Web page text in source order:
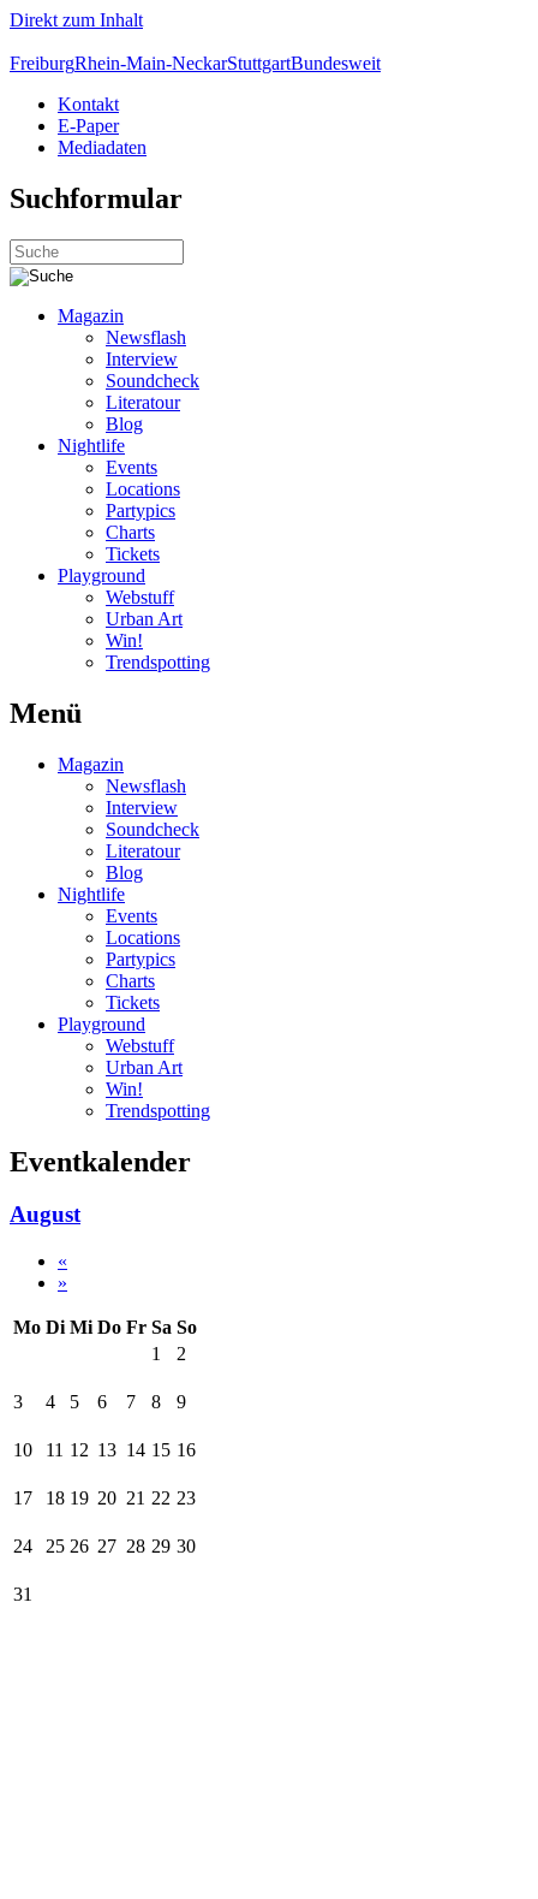
Direkt zum Inhalt
FreiburgRhein-Main-NeckarStuttgartBundesweit
Kontakt
E-Paper
Mediadaten
Suchformular
Magazin
Newsflash
Interview
Soundcheck
Literatour
Blog
Nightlife
Events
Locations
Partypics
Charts
Tickets
Playground
Webstuff
Urban Art
Win!
Trendspotting
Menü
Magazin
Newsflash
Interview
Soundcheck
Literatour
Blog
Nightlife
Events
Locations
Partypics
Charts
Tickets
Playground
Webstuff
Urban Art
Win!
Trendspotting
Eventkalender
August
«
»
Mo Di Mi Do Fr Sa So
1
2
3 4 5 6 7 8 9
10 11 12 13 14 15 16
17 18 19 20 21 22 23
24 25 26 27 28 29 30
31